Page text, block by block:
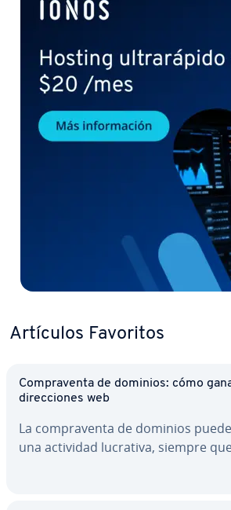
Artículos Favoritos
Co­m­pra­ve­n­ta de dominios: cómo
di­re­c­cio­nes web
La co­m­pra­ve­n­ta de dominios
una actividad lucrativa, siempre